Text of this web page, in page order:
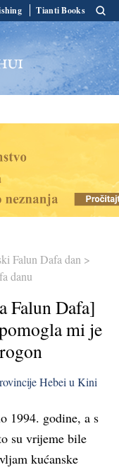
Tianti Books
Falun Dafa dan >
danu
Falun Dafa]
mi je
Hebei u Kini
1994. godine, a s
su vrijeme bile
kućanske